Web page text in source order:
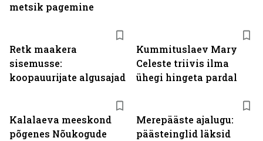
Retk maakera
sisemusse:
koopauurijate algusajad
Kummituslaev Mary
Celeste triivis ilma
ühegi hingeta pardal
Kalalaeva meeskond
põgenes Nõukogude
Merepääste ajalugu:
päästeinglid läksid
metsik pagemine